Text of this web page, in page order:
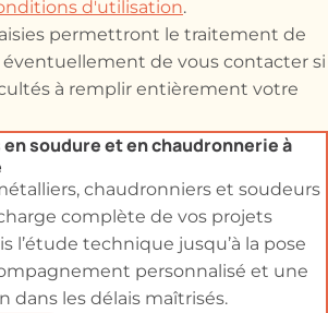
d'utilisation.
permettront le traitement de
de vous contacter si
à remplir entièrement votre
soudure et en chaudronnerie à
chaudronniers et soudeurs
complète de vos projets
l’étude technique jusqu’à la pose
personnalisé et une
dans les délais maîtrisés.